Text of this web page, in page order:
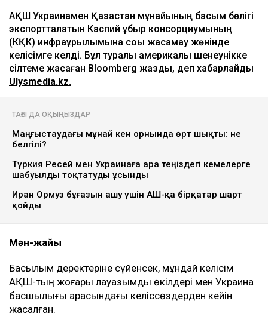
Ulysmedia.kz коллажы
экспортталатын Каспий құбыр консорциумының
(КҚК) инфрақұрылымына соққы жасамау жөнінде
келісімге келді. Бұл туралы америкалық шенеунікке
сілтеме жасаған Bloomberg жазды, деп хабарлайды
Маңғыстаудағы мұнай кен орнында өрт шықты: не
белгілі?
Түркия Ресей мен Украинаға Қара теңіздегі кемелерге
шабуылды тоқтатуды ұсынды